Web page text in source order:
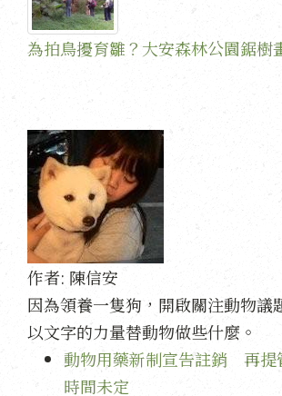
為拍鳥擾育雛？大安森林公園鋸樹
作者: 陳信安
因為領養一隻狗，開啟關注動物議
以文字的力量替動物做些什麼。
動物用藥新制宣告註銷 再提
時間未定